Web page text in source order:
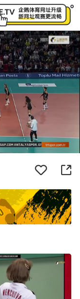
进行时-23点土